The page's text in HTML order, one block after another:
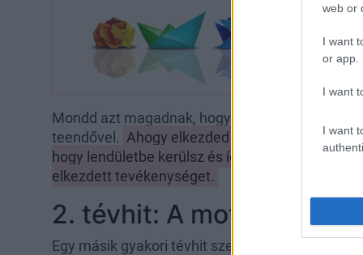
web or
I want
or app.
I want
I want
Mondd azt magadnak, hogy csak 5-10-20
teendővel. Ahogy elkezded elvégezni a
hogy lendületbe kerülsz és így a motivációd is
elkezdett tevékenységet.
2. tévhit: A motiváció
Egy másik gyakori tévhit szerint a motiváció